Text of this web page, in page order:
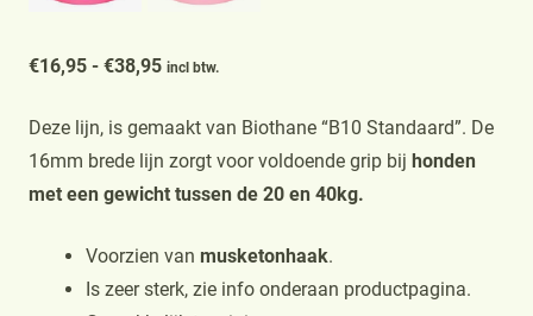
€16,95 - €38,95Prijsklasse:
tot
€38,95
incl btw.
Deze lijn, is gemaakt van Biothane “B10 Standaard”. De
16mm brede lijn zorgt voor voldoende grip bij honden
met een gewicht tussen de 20 en 40kg.
Voorzien van musketonhaak.
Is zeer sterk, zie info onderaan productpagina.